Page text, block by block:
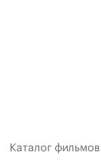
Каталог фильмов